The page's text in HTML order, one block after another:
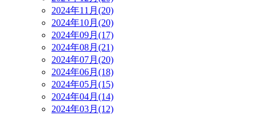
2024年11月(20)
2024年10月(20)
2024年09月(17)
2024年08月(21)
2024年07月(20)
2024年06月(18)
2024年05月(15)
2024年04月(14)
2024年03月(12)